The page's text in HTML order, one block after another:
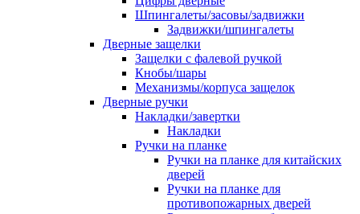
Шпингалеты/засовы/задвижки
Задвижки/шпингалеты
Дверные защелки
Защелки с фалевой ручкой
Кнобы/шары
Механизмы/корпуса защелок
Дверные ручки
Накладки/завертки
Накладки
Ручки на планке
Ручки на планке для китайских
дверей
Ручки на планке для
противопожарных дверей